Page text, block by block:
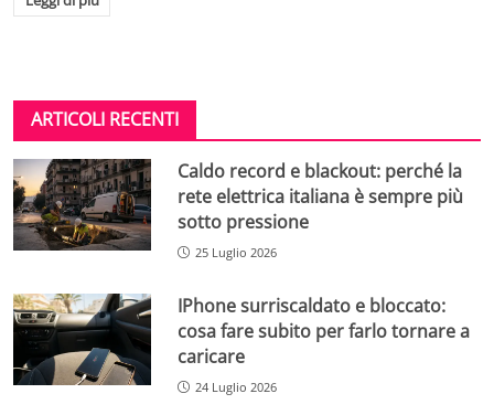
ARTICOLI RECENTI
Caldo record e blackout: perché la
rete elettrica italiana è sempre più
sotto pressione
25 Luglio 2026
IPhone surriscaldato e bloccato:
cosa fare subito per farlo tornare a
caricare
24 Luglio 2026